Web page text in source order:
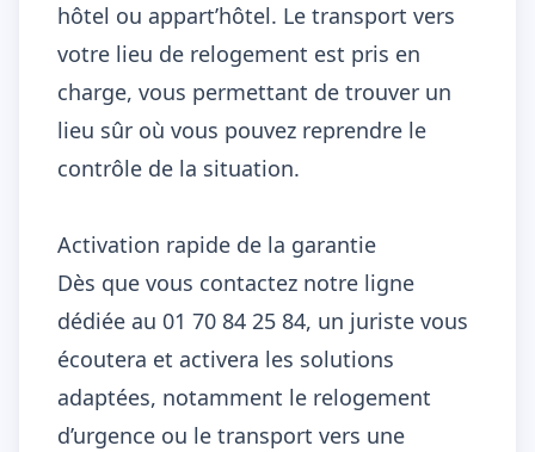
hôtel ou appart’hôtel. Le transport vers
votre lieu de relogement est pris en
charge, vous permettant de trouver un
lieu sûr où vous pouvez reprendre le
contrôle de la situation.
Activation rapide de la garantie
Dès que vous contactez notre ligne
dédiée au 01 70 84 25 84, un juriste vous
écoutera et activera les solutions
adaptées, notamment le relogement
d’urgence ou le transport vers une